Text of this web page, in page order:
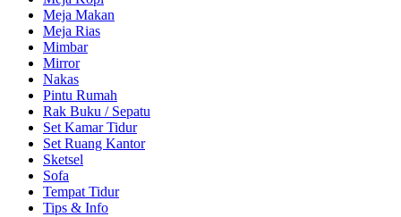
Meja Makan
Meja Rias
Mimbar
Mirror
Nakas
Pintu Rumah
Rak Buku / Sepatu
Set Kamar Tidur
Set Ruang Kantor
Sketsel
Sofa
Tempat Tidur
Tips & Info